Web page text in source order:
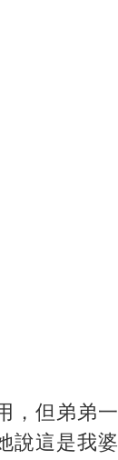
，但弟弟一
說這是我婆